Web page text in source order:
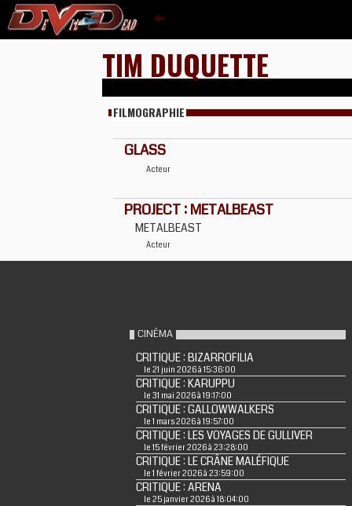
TIM DUQUETTE
FILMOGRAPHIE
GLASS
Acteur
PROJECT : METALBEAST
METALBEAST
Acteur
CINÉMA
CRITIQUE : BIZARROFILIA
le 21 juin 2026 à 15:36:00
CRITIQUE : KARUPPU
le 31 mai 2026 à 19:17:00
CRITIQUE : GALLOWWALKERS
le 1 mars 2026 à 19:57:00
CRITIQUE : LES VOYAGES DE GULLIVER
le 15 février 2026 à 23:28:00
CRITIQUE : LE CRÂNE MALÉFIQUE
le 1 février 2026 à 23:59:00
CRITIQUE : ARENA
le 25 janvier 2026 à 18:04:00